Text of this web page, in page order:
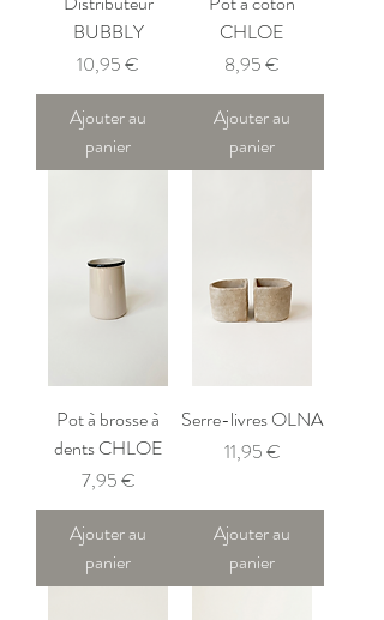
BUBBLY
Prix
10,95 €
Ajouter au
panier
CHLOE
Prix
8,95 €
Ajouter au
panier
Pot à brosse à
dents CHLOE
Prix
7,95 €
Ajouter au
panier
Serre-livres OLNA
Prix
11,95 €
Ajouter au
panier